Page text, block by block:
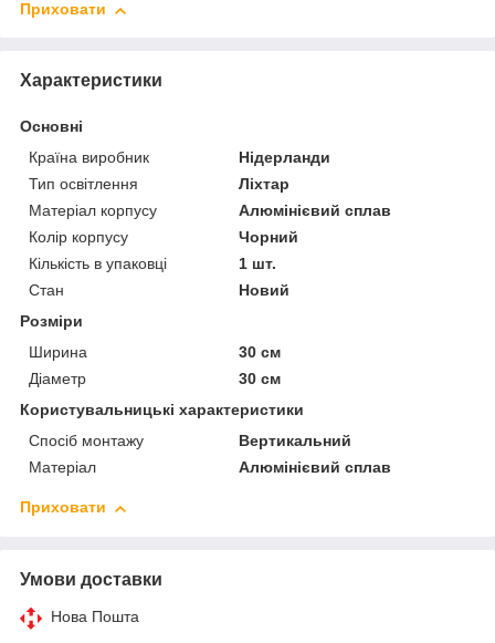
Приховати
Характеристики
Основні
Країна виробник
Нідерланди
Тип освітлення
Ліхтар
Матеріал корпусу
Алюмінієвий сплав
Колір корпусу
Чорний
Кількість в упаковці
1 шт.
Стан
Новий
Розміри
Ширина
30 см
Діаметр
30 см
Користувальницькі характеристики
Спосіб монтажу
Вертикальний
Матеріал
Алюмінієвий сплав
Приховати
Умови доставки
Нова Пошта